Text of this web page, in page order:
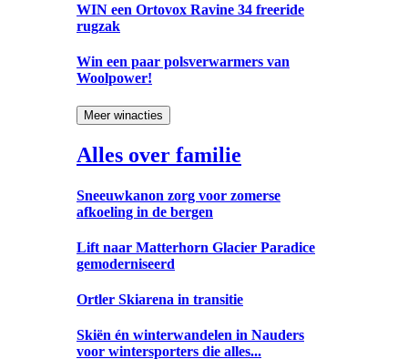
WIN een Ortovox Ravine 34 freeride
rugzak
Win een paar polsverwarmers van
Woolpower!
Meer winacties
Alles over familie
Sneeuwkanon zorg voor zomerse
afkoeling in de bergen
Lift naar Matterhorn Glacier Paradice
gemoderniseerd
Ortler Skiarena in transitie
Skiën én winterwandelen in Nauders
voor wintersporters die alles...